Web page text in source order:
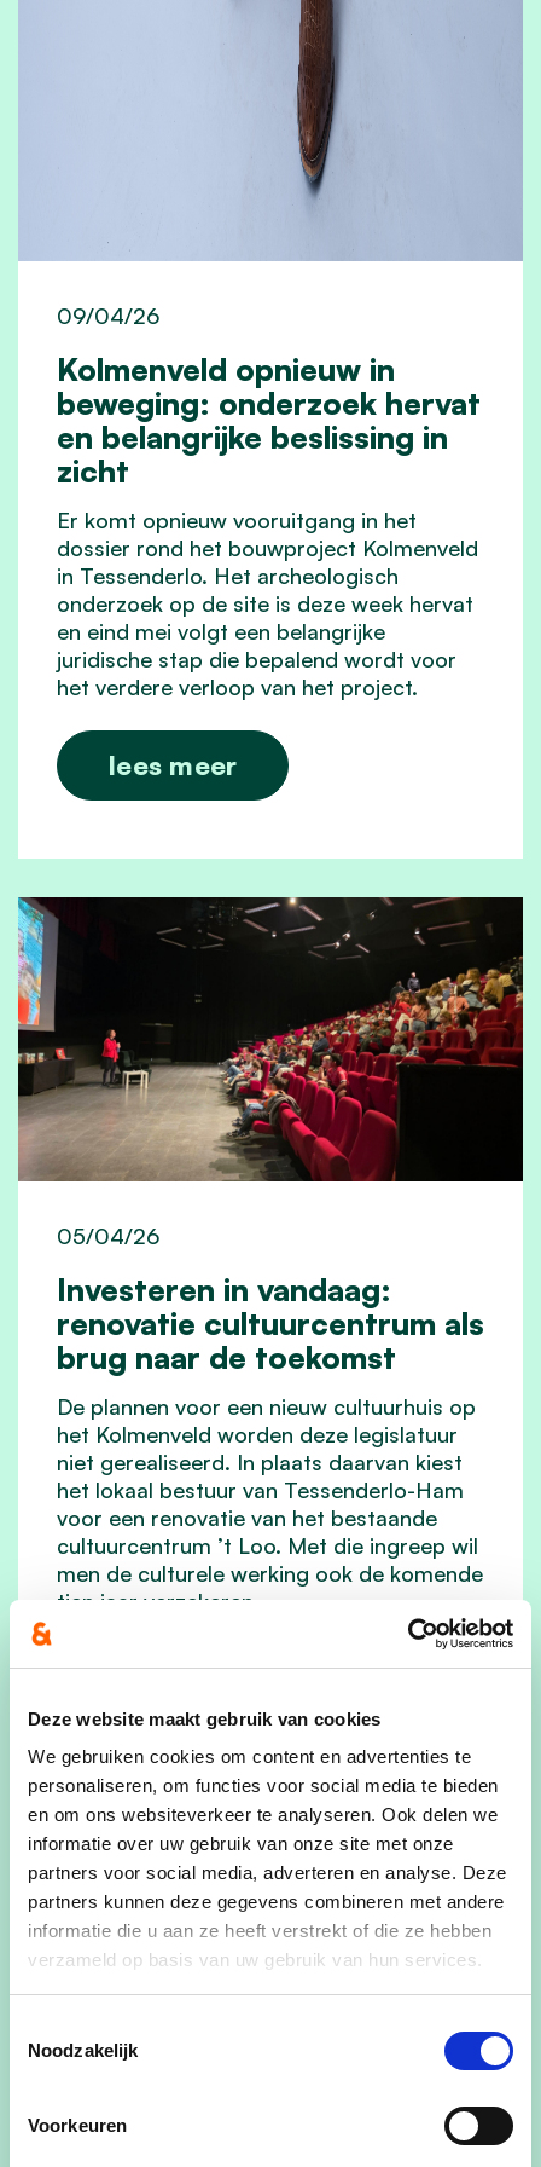
Deze website maakt gebruik van cookies
We gebruiken cookies om content en advertenties te
personaliseren, om functies voor social media te bieden
en om ons websiteverkeer te analyseren. Ook delen we
informatie over uw gebruik van onze site met onze
partners voor social media, adverteren en analyse. Deze
partners kunnen deze gegevens combineren met andere
informatie die u aan ze heeft verstrekt of die ze hebben
verzameld op basis van uw gebruik van hun services.
Noodzakelijk
Voorkeuren
Kolmenveld opnieuw in
beweging: onderzoek hervat
en belangrijke beslissing in
zicht
09/04/26
Er komt opnieuw vooruitgang in het
dossier rond het bouwproject Kolmenveld
in Tessenderlo. Het archeologisch
onderzoek op de site is deze week hervat
en eind mei volgt een belangrijke
juridische stap die bepalend wordt voor
het verdere verloop van het project.
lees meer
Investeren in vandaag:
renovatie cultuurcentrum als
brug naar de toekomst
05/04/26
De plannen voor een nieuw cultuurhuis op
het Kolmenveld worden deze legislatuur
niet gerealiseerd. In plaats daarvan kiest
het lokaal bestuur van Tessenderlo-Ham
voor een renovatie van het bestaande
cultuurcentrum ’t Loo. Met die ingreep wil
men de culturele werking ook de komende
tien jaar verzekeren.
lees meer